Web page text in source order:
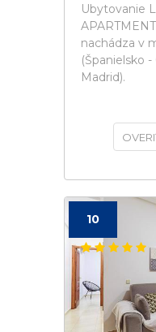
Ubytovanie
nachádza v
(Španielsko
Madrid).
10